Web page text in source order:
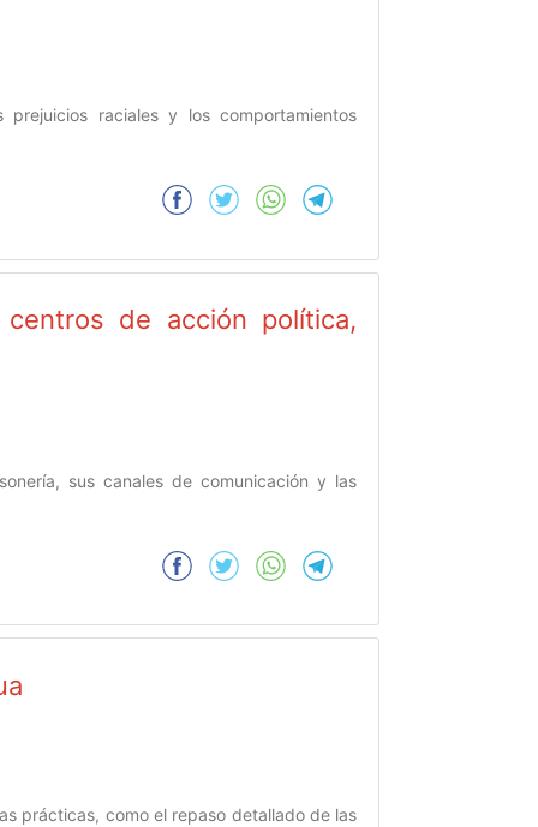
raciales y los comportamientos
de acción política,
sus canales de comunicación y las
prácticas, como el repaso detallado de las